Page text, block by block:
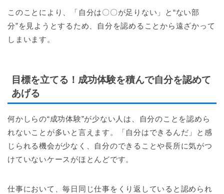
このことにより、「自分は〇〇が足りない」と“ない部
分”を見ようとするため、自分を認めることから遠ざかって
しまいます。
目標を立てる！成功体験を積んで自分を認めて
あげる
何かしらの“成功体験”が少ない人は、自分のことを認めら
れないことが多いと言えます。「自分はできるんだ」と感
じられる機会が少なく、自分のできることや長所に気がつ
けていないケースがほとんどです。
仕事において、毎日同じ仕事をくり返していると認められ